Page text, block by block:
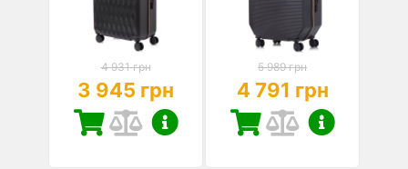
4 931 грн
3 945 грн
5 989 грн
4 791 грн